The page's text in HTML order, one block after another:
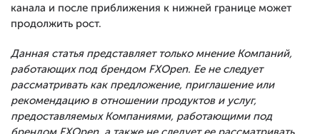
канала и после приближения к нижней границе может
продолжить рост.
Данная статья представляет только мнение Компаний,
работающих под брендом FXOpen. Ее не следует
рассматривать как предложение, приглашение или
рекомендацию в отношении продуктов и услуг,
предоставляемых Компаниями, работающими под